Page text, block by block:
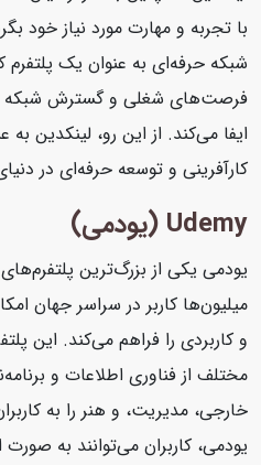
با تجربه و مهارت مورد نیاز خود
شبکه حرفه‌ای به عنوان یک پلتفرم
فرصت‌های شغلی و گسترش شبکه
ایفا می‌کند. از این رو، لینکدین به
کارآفرینی و توسعه حرفه‌ای در دنیای
Udemy (یودمی)
یودمی یکی از بزرگ‌ترین پلتفرم‌های
میلیون‌ها کاربر در سراسر جهان
و کاربردی را فراهم می‌کند. این
مختلف از فناوری اطلاعات و
خارجی، مدیریت، و هنر را به
یودمی، کاربران می‌توانند به صورت